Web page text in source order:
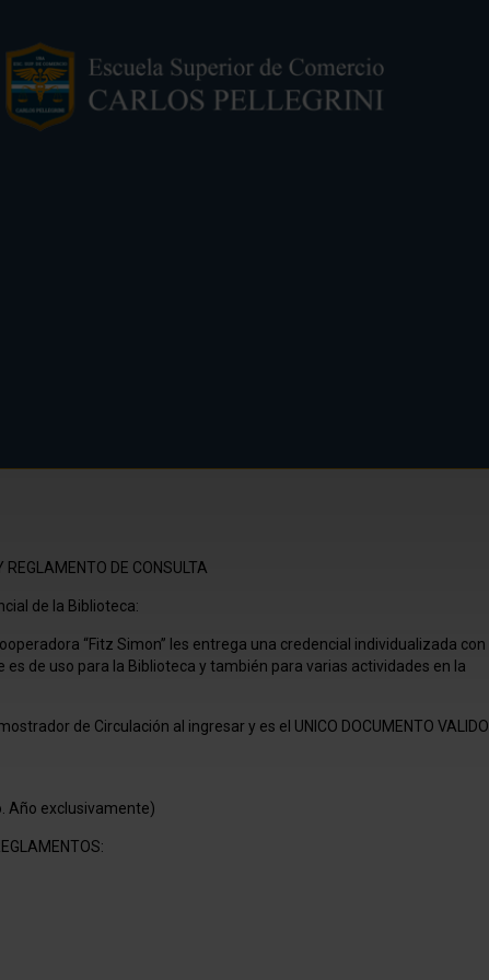
DE CONSULTA
de la Biblioteca:
“Fitz Simon” les entrega una credencial individualizada con
de uso para la Biblioteca y también para varias actividades en la
de Circulación al ingresar y es el UNICO DOCUMENTO VALIDO
Año exclusivamente)